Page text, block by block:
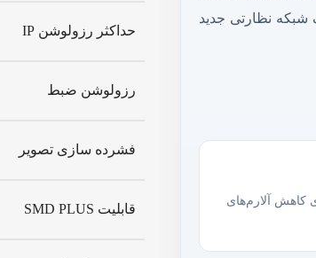
شبکه نظارتی جدید
کاهش آلارم‌های
حداکثر رزولوشن IP
رزولوشن ضبط
فشرده سازی تصویر
قابلیت SMD PLUS